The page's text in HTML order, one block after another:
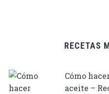
RECETAS
Cómo
aceite –